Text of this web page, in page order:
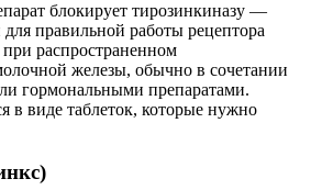
блокирует тирозинкиназу —
правильной работы рецептора
распространенном
железы, обычно в сочетании
гормональными препаратами.
в виде таблеток, которые нужно